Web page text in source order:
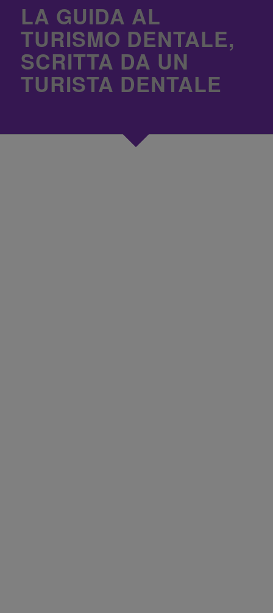
LA GUIDA AL
TURISMO DENTALE,
SCRITTA DA UN
TURISTA DENTALE